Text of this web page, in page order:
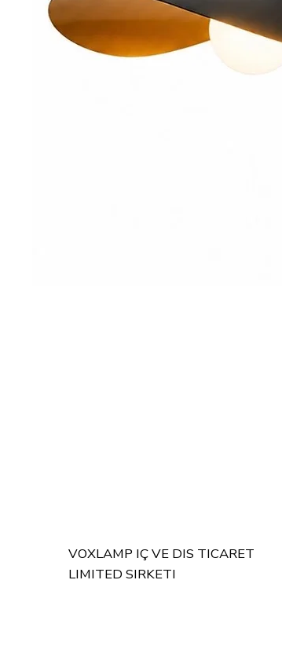
VOXLAMP IÇ VE DIS TICARET
LIMITED SIRKETI